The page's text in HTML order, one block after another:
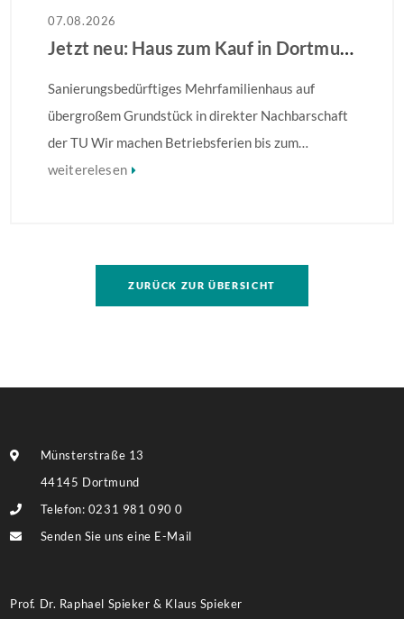
07.08.2026
Jetzt neu: Haus zum Kauf in Dortmund
Sanierungsbedürftiges Mehrfamilienhaus auf
übergroßem Grundstück in direkter Nachbarschaft
der TU Wir machen Betriebsferien bis zum
28.08.2026 – Ihre Anfrage wird ab dem 31.08.2026
Grundstückes, auf dem ggf. eine umfassendere
Bebauung möglich ist. Weitere Informationen finden
weiterelesen
ZURÜCK ZUR ÜBERSICHT
Münsterstraße 13
44145 Dortmund
Telefon: 0231 981 090 0
Senden Sie uns eine E-Mail
Prof. Dr. Raphael Spieker & Klaus Spieker